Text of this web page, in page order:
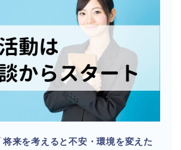
将来を考えると不安・環境を変えた